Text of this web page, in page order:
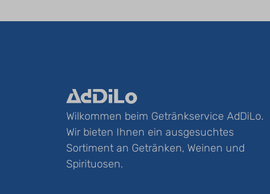
Wilkommen beim Getränkservice AdDiLo.
Wir bieten Ihnen ein ausgesuchtes
Sortiment an Getränken, Weinen und
Spirituosen.